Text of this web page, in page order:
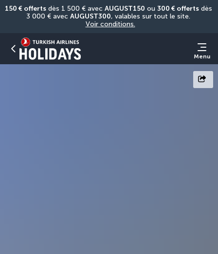
150 € offerts dès 1 500 € avec AUGUST150 ou 300 € offerts dès
3 000 € avec AUGUST300
Voir conditions.
Menu